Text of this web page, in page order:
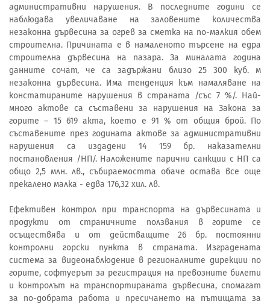
административни нарушения. В последните години се
наблюдава увеличаване на заловените количества
незаконна дървесина за огрев за сметка на по-малкия обем
строителна. Причината е в намаленото търсене на едра
строителна дървесина на пазара. За миналата година
данните сочат, че са задържани близо 25 300 куб. м
незаконна дървесина. Има тенденция към намаляване на
констатираните нарушения в страната /със 7 %/. Най-
много актове са съставени за нарушения на Закона за
горите – 15 619 акта, което е 91 % от общия брой. По
съставените през годината актове за административни
нарушения са издадени 14 159 бр. наказателни
постановления /НП/. Наложените парични санкции с НП са
общо 2,5 млн. лв., събираемостта обаче остава все още
прекалено малка - едва 176,32 хил. лв.
Ефективен контрол при транспорта на дървесината и
продукти от страничните ползвания в горите се
осъществява и от действащите 26 бр. постоянни
контролни горски пункта в страната. Изградената
система за видеонаблюдение в регионалните дирекции по
горите, софтуерът за регистрация на превозните билети
и контролът на транспортираната дървесина, спомагат
за по-добрата работа и пресичането на пътищата за